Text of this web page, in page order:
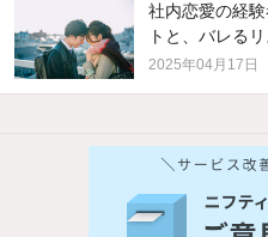
社内恋愛の経
トと、バレる
2025年04月17日
他の人はこんな条件で絞り込ん
バス・トイレ別
新着物